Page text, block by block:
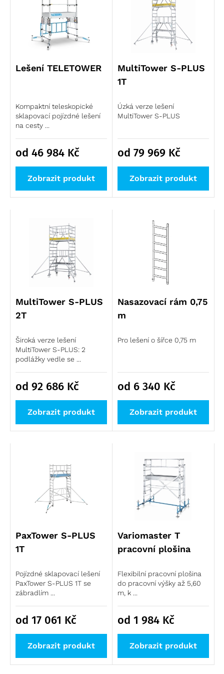
Lešení TELETOWER
Kompaktní teleskopické
sklapovací pojízdné lešení
na cesty ...
od 46 984 Kč
Zobrazit produkt
MultiTower S-PLUS
1T
Úzká verze lešení
MultiTower S-PLUS
od 79 969 Kč
Zobrazit produkt
MultiTower S-PLUS
2T
Široká verze lešení
MultiTower S-PLUS: 2
podlážky vedle se ...
od 92 686 Kč
Zobrazit produkt
Nasazovací rám 0,75
m
Pro lešení o šířce 0,75 m
od 6 340 Kč
Zobrazit produkt
PaxTower S-PLUS
1T
Pojízdné sklapovací lešení
PaxTower S-PLUS 1T se
zábradlím ...
od 17 061 Kč
Zobrazit produkt
Variomaster T
pracovní plošina
Flexibilní pracovní plošina
do pracovní výšky až 5,60
m, k ...
od 1 984 Kč
Zobrazit produkt